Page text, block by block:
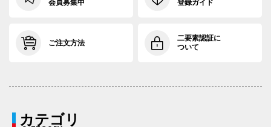
会員募集中
登録ガイド
ご注文方法
二要素認証に
ついて
カテゴリ